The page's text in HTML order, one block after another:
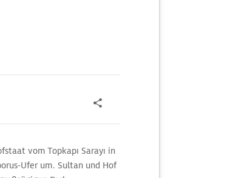
vom Topkapı Sarayı in
Ufer um. Sultan und Hof